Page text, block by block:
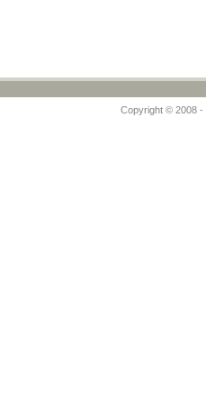
Copyright © 2008 -